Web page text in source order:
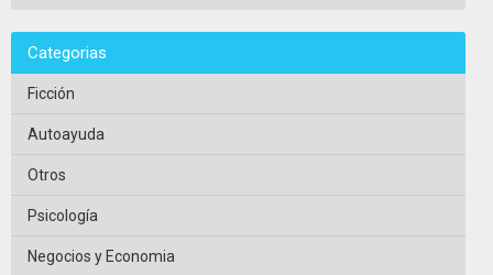
Categorias
Ficción
Autoayuda
Otros
Psicología
Negocios y Economia